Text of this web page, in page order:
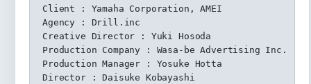
Cinematographer : Yuta Echigo (STURGEON)
Lighting Director：Masanari Oike
DIT : Taito Oyama (Progressive)
Drone : Yoshifumi Furutachi, sustos
Art : Shu Nakama (sui)
Bonder : Natsuki Aoyama
Client : Yamaha Corporation, AMEI
Agency : Drill.inc
Creative Director : Yuki Hosoda
Production Company : Wasa-be Advertising Inc.
Production Manager : Yosuke Hotta
Director : Daisuke Kobayashi